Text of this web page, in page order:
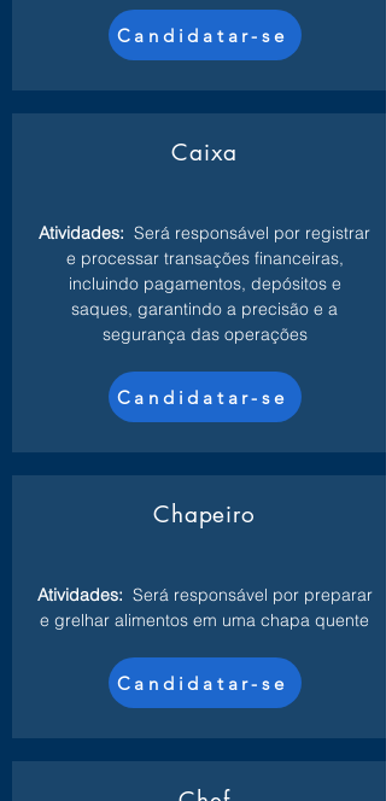
Candidatar-se
Caixa
Atividades: Será responsável por registrar
e processar transações financeiras,
incluindo pagamentos, depósitos e
saques, garantindo a precisão e a
segurança das operações
Candidatar-se
Chapeiro
Atividades: Será responsável por preparar
e grelhar alimentos em uma chapa quente
Candidatar-se